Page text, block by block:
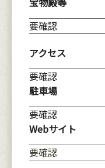
要確認
アクセス
要確認
駐車場
要確認
Webサイト
要確認